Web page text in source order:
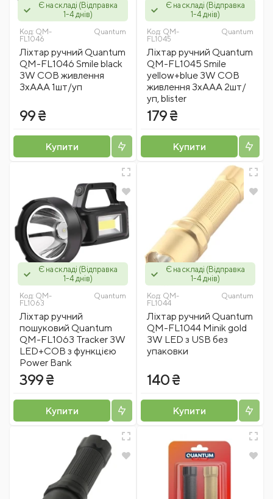
Є на складі (Відправка
1-4 днів)
Код: QM-
FL1046
Quantum
Ліхтар ручний Quantum
QM-FL1046 Smile black
3W COB живлення
3xAAA 1шт/уп
99 ₴
Купити
Є на складі (Відправка
1-4 днів)
Код: QM-
FL1045
Quantum
Ліхтар ручний Quantum
QM-FL1045 Smile
yellow+blue 3W COB
живлення 3xAAA 2шт/
уп, blister
179 ₴
Купити
Є на складі (Відправка
1-4 днів)
Код: QM-
FL1063
Quantum
Ліхтар ручний
пошуковий Quantum
QM-FL1063 Tracker 3W
LED+COB з функцією
Power Bank
399 ₴
Купити
Є на складі (Відправка
1-4 днів)
Код: QM-
FL1044
Quantum
Ліхтар ручний Quantum
QM-FL1044 Minik gold
3W LED з USB без
упаковки
140 ₴
Купити